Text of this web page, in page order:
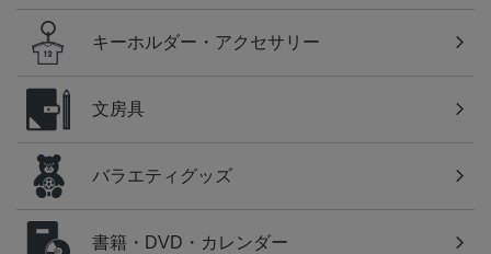
キーホルダー・アクセサリー
文房具
バラエティグッズ
書籍・DVD・カレンダー